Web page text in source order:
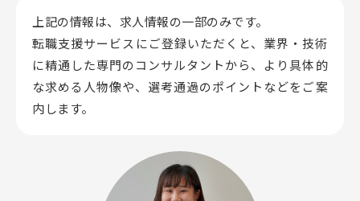
上記の情報は、求人情報の一部のみです。
転職支援サービスにご登録いただくと、業界・技術
に精通した専門のコンサルタントから、 より具体的
な求める人物像や、選考通過のポイントなどをご案
内します。